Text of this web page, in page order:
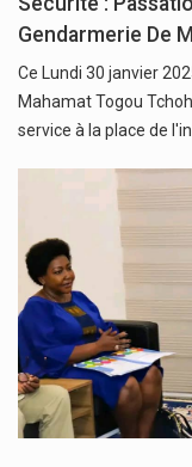
Gendarmerie De
Ce Lundi 30 janvier
Mahamat Togou
service à la place de